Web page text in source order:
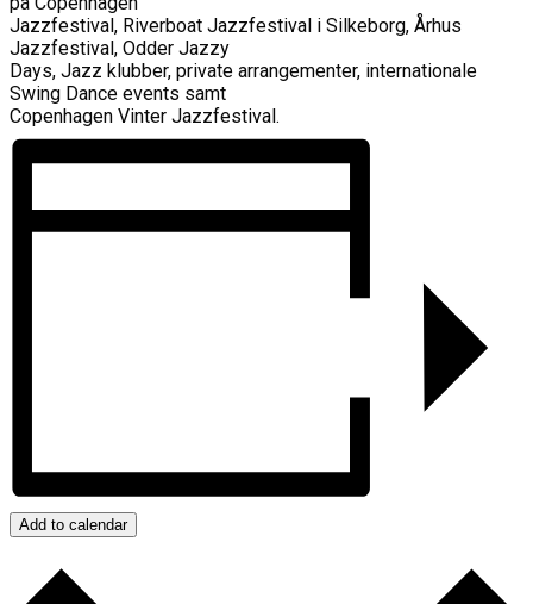
Jazzfestival, Riverboat Jazzfestival i Silkeborg, Århus
Jazzfestival, Odder Jazzy
Days, Jazz klubber, private arrangementer, internationale
Swing Dance events samt
Copenhagen Vinter Jazzfestival.
Add to calendar